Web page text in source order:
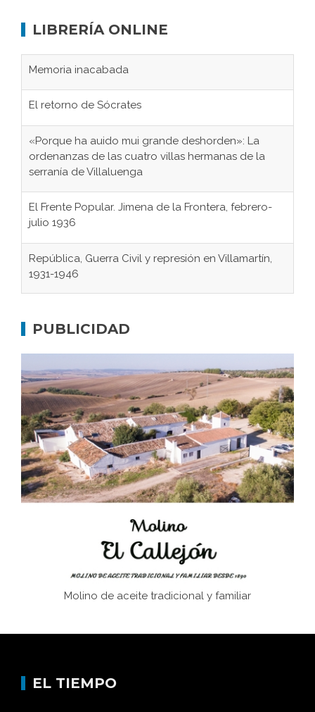
LIBRERÍA ONLINE
Memoria inacabada
El retorno de Sócrates
«Porque ha auido mui grande deshorden»: La
ordenanzas de las cuatro villas hermanas de la
serranía de Villaluenga
El Frente Popular. Jimena de la Frontera, febrero-
julio 1936
República, Guerra Civil y represión en Villamartín,
1931-1946
concentración nazis
Bornos
El Frente Popular. Ubrique, febrero-julio 1936
Juntar las letras. La alfabetización en el campo: del
afán de saber a la autogestión
Historia y vivencias del poblado de Los Hurones
PUBLICIDAD
Molino de aceite tradicional y familiar
EL TIEMPO